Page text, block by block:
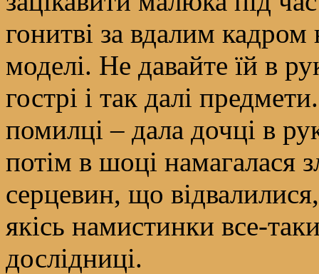
гонитві за вдалим
моделі. Не давайте їй в
гострі і так далі
помилці – дала дочці в
потім в шоці намагалася
серцевин, що
якісь намистинки все-
дослідниці.